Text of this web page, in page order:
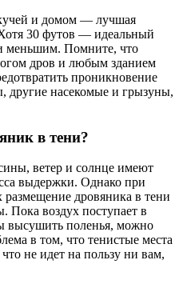
и домом — лучшая
30 футов — идеальный
меньшим. Помните, что
дров и любым зданием
проникновение
другие насекомые и грызуны,
в тени?
ветер и солнце имеют
выдержки. Однако при
размещение дровяника в тени
Пока воздух поступает в
высушить поленья, можно
в том, что тенистые места
не идет на пользу ни вам,